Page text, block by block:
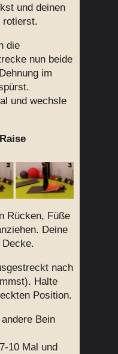
und deinen
rotierst.
die
nun beide
im
und wechsle
Rücken, Füße
Deine
Decke.
nach
Halte
Position.
Bein
10 Mal und